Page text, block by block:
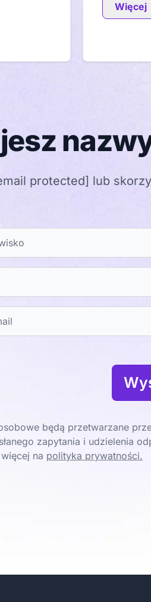
Więcej
protected] lub
będą przetwarzane
zapytania i udzielenia
na polityka prywatności.